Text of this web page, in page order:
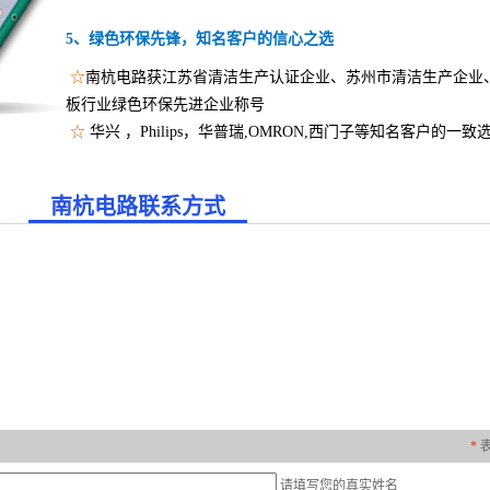
5、绿色环保先锋，知名客户的信心之选
☆南杭电路获江苏省清洁生产认证企业、苏州市清洁生产企业
板行业绿色环保先进企业称号
☆ 华兴 ， Philips，华普瑞,OMRON,西门子等知名客户的一致
南杭电路联系方式
*
请填写您的真实姓名